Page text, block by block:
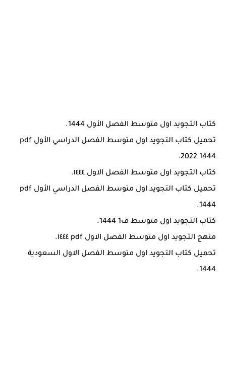
كتاب التجويد اول متوسط الفصل الأول 1444.
تحميل كتاب التجويد اول متوسط الفصل الدراسي الأول pdf
2022 1444.
كتاب التجويد اول متوسط الفصل الاول ١٤٤٤.
تحميل كتاب التجويد اول متوسط الفصل الدراسي الأول pdf
1444.
كتاب التجويد اول متوسط ف1 1444.
منهج التجويد اول متوسط الفصل الاول pdf ١٤٤٤.
تحميل كتاب التجويد اول متوسط الفصل الاول السعودية
1444.